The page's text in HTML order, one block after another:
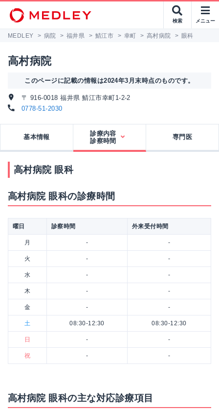
検索 メニュー
MEDLEY > 病院 > 福井県 > 鯖江市 > 幸町 > 高村病院 > 眼科
高村病院
このページに記載の情報は2024年3月末時点のものです。
〒 916-0018 福井県 鯖江市幸町1-2-2
0778-51-2030
基本情報
診療内容
診察時間
専門医
高村病院 眼科
高村病院 眼科の診療時間
曜日 診察時間 外来受付時間
月 - -
火 - -
水 - -
木 - -
金 - -
土 08:30-12:30 08:30-12:30
日 - -
祝 - -
高村病院 眼科の主な対応診療項目